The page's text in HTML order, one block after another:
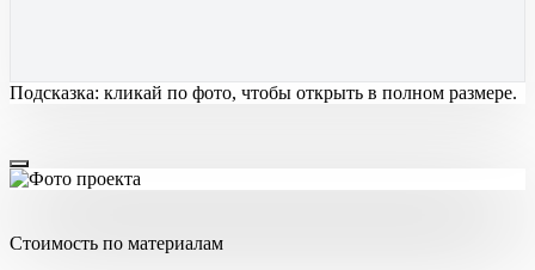
Подсказка: кликай по фото, чтобы открыть в полном размере.
Стоимость по материалам